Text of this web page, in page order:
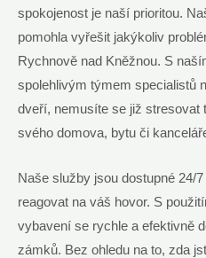
spokojenost je naší prioritou.
pomohla vyřešit jakýkoliv
Rychnově nad Kněžnou. S
spolehlivým týmem specialistů
dveří, nemusíte se již stresovat
svého domova, bytu či
Naše služby jsou dostupné 24/
reagovat na váš hovor. S
vybavení se rychle a efektivně
zámků. Bez ohledu na to, zda